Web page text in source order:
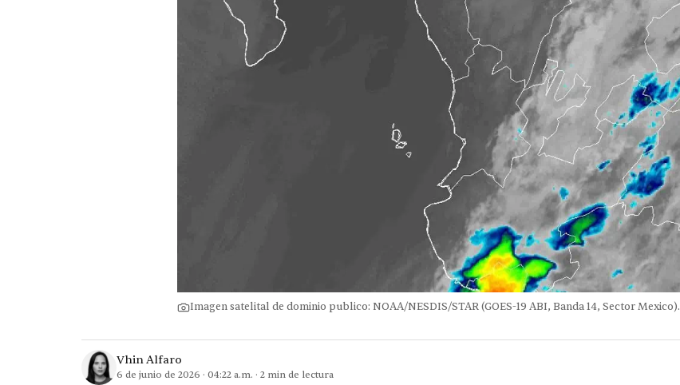
Imagen satelital de dominio publico: NOAA/NESDIS/STAR (GOES-19 ABI, Banda 14, Sector Mexico).
Vhin Alfaro
6 de junio de 2026 · 04:22 a.m. · 2 min de lectura